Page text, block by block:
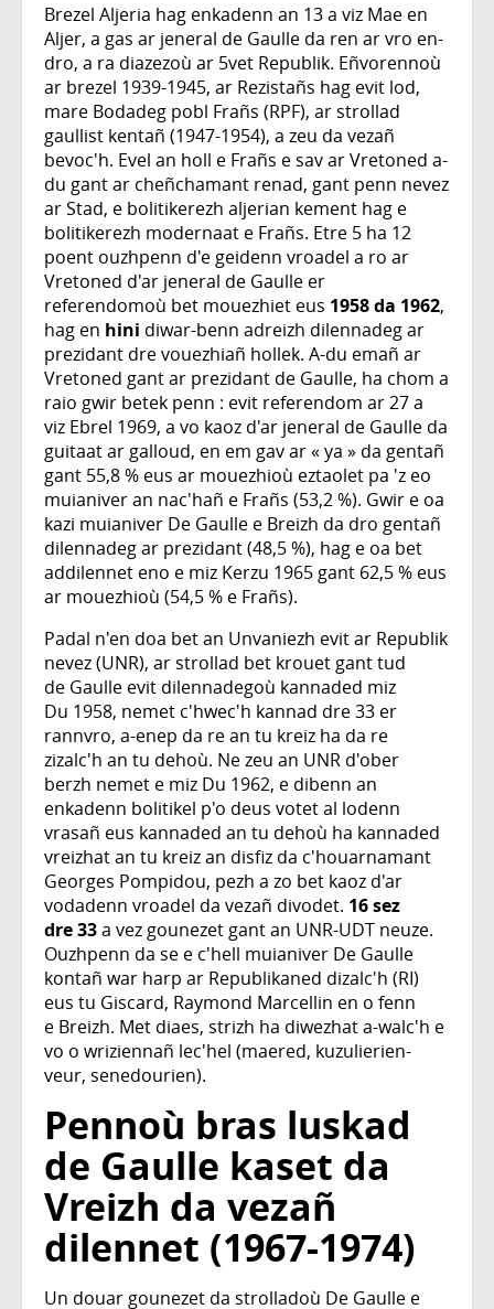
Brezel Aljeria hag enkadenn an 13 a viz Mae en
Aljer, a gas ar jeneral de Gaulle da ren ar vro en-
dro, a ra diazezoù ar 5vet Republik. Eñvorennoù
ar brezel 1939-1945, ar Rezistañs hag evit lod,
mare Bodadeg pobl Frañs (RPF), ar strollad
gaullist kentañ (1947-1954), a zeu da vezañ
bevoc'h. Evel an holl e Frañs e sav ar Vretoned a-
du gant ar cheñchamant renad, gant penn nevez
ar Stad, e bolitikerezh aljerian kement hag e
bolitikerezh modernaat e Frañs. Etre 5 ha 12
poent ouzhpenn d'e geidenn vroadel a ro ar
Vretoned d'ar jeneral de Gaulle er
referendomoù bet mouezhiet eus 1958 da 1962,
hag en hini diwar-benn adreizh dilennadeg ar
prezidant dre vouezhiañ hollek. A-du emañ ar
Vretoned gant ar prezidant de Gaulle, ha chom a
raio gwir betek penn : evit referendom ar 27 a
viz Ebrel 1969, a vo kaoz d'ar jeneral de Gaulle da
guitaat ar galloud, en em gav ar « ya » da gentañ
gant 55,8 % eus ar mouezhioù eztaolet pa 'z eo
muianiver an nac'hañ e Frañs (53,2 %). Gwir e oa
kazi muianiver De Gaulle e Breizh da dro gentañ
dilennadeg ar prezidant (48,5 %), hag e oa bet
addilennet eno e miz Kerzu 1965 gant 62,5 % eus
ar mouezhioù (54,5 % e Frañs).
Padal n'en doa bet an Unvaniezh evit ar Republik
nevez (UNR), ar strollad bet krouet gant tud
de Gaulle evit dilennadegoù kannaded miz
Du 1958, nemet c'hwec'h kannad dre 33 er
rannvro, a-enep da re an tu kreiz ha da re
zizalc'h an tu dehoù. Ne zeu an UNR d'ober
berzh nemet e miz Du 1962, e dibenn an
enkadenn bolitikel p'o deus votet al lodenn
vrasañ eus kannaded an tu dehoù ha kannaded
vreizhat an tu kreiz an disfiz da c'houarnamant
Georges Pompidou, pezh a zo bet kaoz d'ar
vodadenn vroadel da vezañ divodet. 16 sez
dre 33a vez gounezet gant an UNR-UDT neuze.
Ouzhpenn da se e c'hell muianiver De Gaulle
kontañ war harp ar Republikaned dizalc'h (RI)
eus tu Giscard, Raymond Marcellin en o fenn
e Breizh. Met diaes, strizh ha diwezhat a-walc'h e
vo o wriziennañ lec'hel (maered, kuzulierien-
veur, senedourien).
Pennoù bras luskad
de Gaulle kaset da
Vreizh da vezañ
dilennet (1967-1974)
Un douar gounezet da strolladoù De Gaulle e